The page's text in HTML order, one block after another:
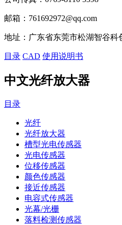
邮箱： 761692972@qq.com
地址： 广东省东莞市松湖智谷科
目录 CAD 使用说明书
中文光纤放大器
目录
光纤
光纤放大器
槽型光电传感器
光电传感器
位移传感器
颜色传感器
接近传感器
电容式传感器
光幕/光栅
落料检测传感器